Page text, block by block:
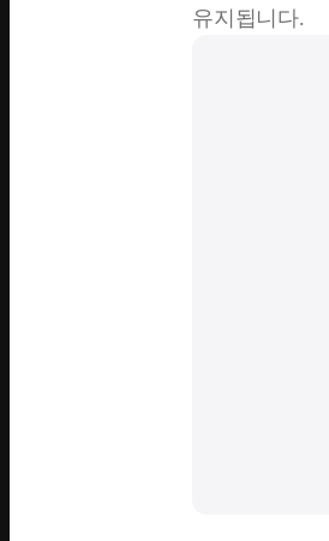
유지됩니다.